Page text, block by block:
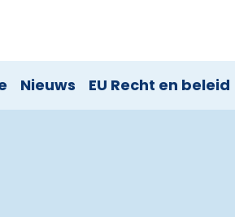
Nieuws EU Recht en beleid